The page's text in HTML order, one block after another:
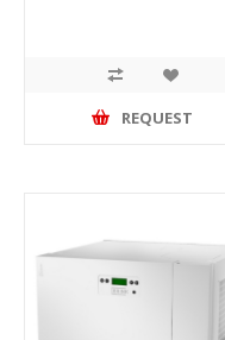
REQUEST